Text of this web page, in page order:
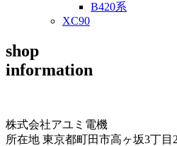
B420系
XC90
shop
information
株式会社アユミ電機
所在地 東京都町田市高ヶ坂3丁目